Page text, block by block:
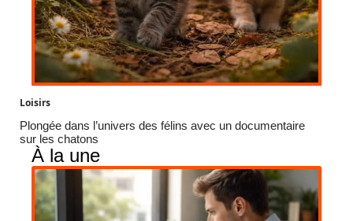
Loisirs
Plongée dans l’univers des félins avec un documentaire
sur les chatons
À la une